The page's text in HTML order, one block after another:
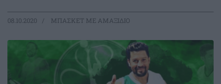
08.10.2020 ΜΠΑΣΚΕΤ ΜΕ ΑΜΑΞΙΔΙΟ